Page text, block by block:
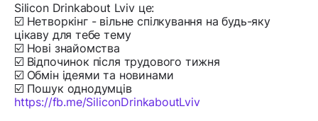
Silicon Drinkabout Lviv це:
☑️ Нетворкінг - вільне спілкування на будь-яку
цікаву для тебе тему
☑️ Нові знайомства
☑️ Відпочинок після трудового тижня
☑️ Обмін ідеями та новинами
☑️ Пошук однодумців
https://fb.me/SiliconDrinkaboutLviv